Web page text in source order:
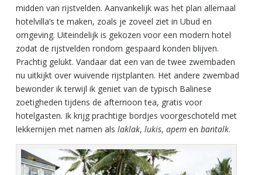
midden van rijstvelden. Aanvankelijk was het plan allemaal
hotelvilla’s te maken, zoals je zoveel ziet in Ubud en
omgeving. Uiteindelijk is gekozen voor een modern hotel
zodat de rijstvelden rondom gespaard konden blijven.
Prachtig gelukt. Vandaar dat een van de twee zwembaden
nu uitkijkt over wuivende rijstplanten. Het andere zwembad
bewonder ik terwijl ik geniet van de typisch Balinese
zoetigheden tijdens de afternoon tea, gratis voor
hotelgasten. Ik krijg prachtige bordjes voorgeschoteld met
lekkernijen met namen als laklak, lukis, apemen bantalk.